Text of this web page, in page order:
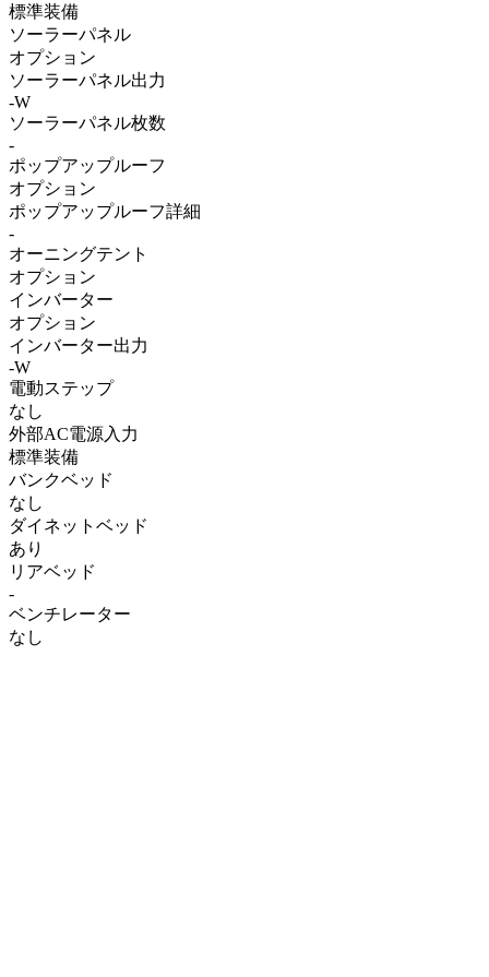
標準装備
ソーラーパネル
オプション
ソーラーパネル出力
-W
ソーラーパネル枚数
-
ポップアップルーフ
オプション
ポップアップルーフ詳細
-
オーニングテント
オプション
インバーター
オプション
インバーター出力
-W
電動ステップ
なし
外部AC電源入力
標準装備
バンクベッド
なし
ダイネットベッド
あり
リアベッド
-
ベンチレーター
なし